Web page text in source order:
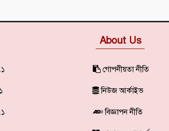
About Us
গোপনীয়তা নীতি
নিউজ আর্কাইভ
বিজ্ঞাপন নীতি